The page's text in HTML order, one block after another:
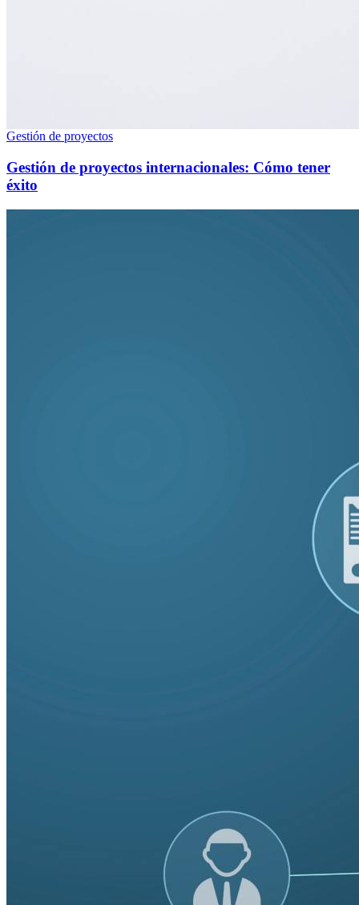
Gestión de proyectos
Gestión de proyectos internacionales: Cómo tener
éxito